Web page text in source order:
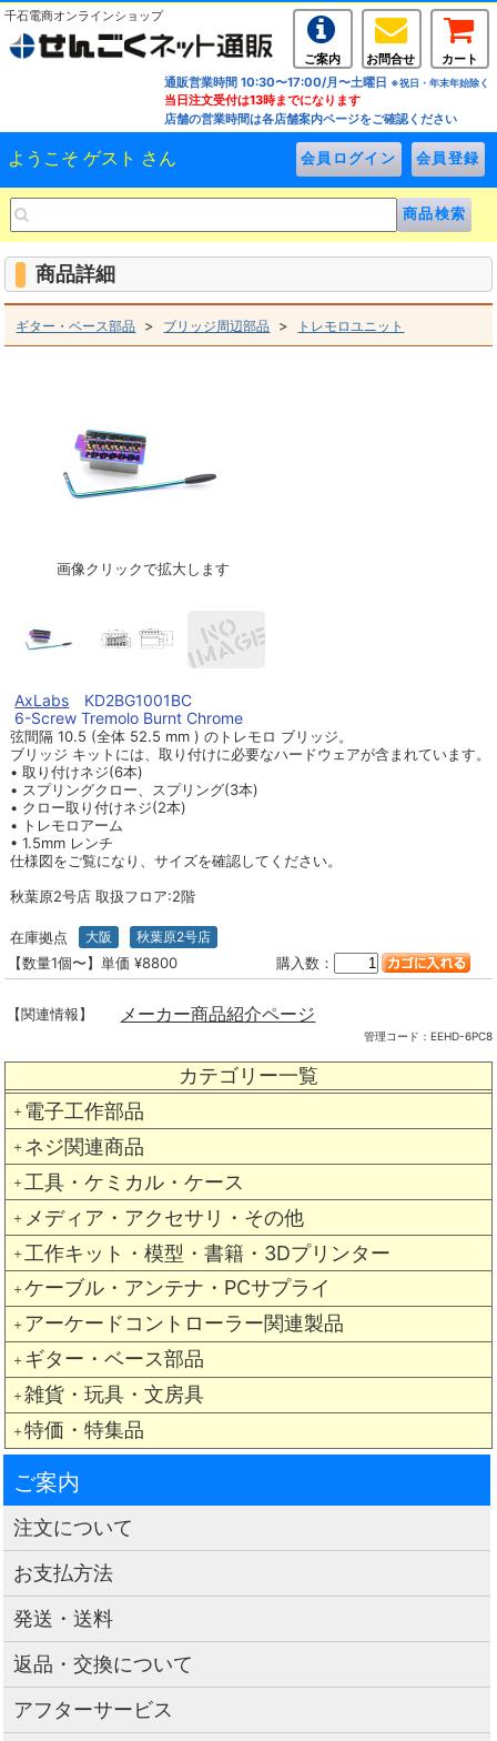
千石電商オンラインショップ
ご案内 お問合せ
カート
通販営業時間 10:30〜17:00/月〜土曜日 ※祝日・年末年始除く
当日注文受付は13時までになります
店舗の営業時間は各店舗案内ページをご確認ください
ようこそ ゲスト さん
カテゴリー一覧
＋ 電子工作部品
＋ ネジ関連商品
＋ 工具・ケミカル・ケース
＋ メディア・アクセサリ・その他
＋ 工作キット・模型・書籍・3Dプリンター
＋ ケーブル・アンテナ・PCサプライ
＋ アーケードコントローラー関連製品
＋ ギター・ベース部品
＋ 雑貨・玩具・文房具
＋ 特価・特集品
商品詳細
ギター・ベース部品 > ブリッジ周辺部品 > トレモロユニット
画像クリックで拡大します
AxLabs KD2BG1001BC
6-Screw Tremolo Burnt Chrome
弦間隔 10.5 (全体 52.5 mm ) のトレモロ ブリッジ。
ブリッジ キットには、取り付けに必要なハードウェアが含まれています。
• 取り付けネジ(6本)
• スプリングクロー、スプリング(3本)
• クロー取り付けネジ(2本)
• トレモロアーム
• 1.5mm レンチ
仕様図をご覧になり、サイズを確認してください。
秋葉原2号店 取扱フロア:2階
在庫拠点 大阪 秋葉原2号店
【数量1個〜】単価 ¥8800 購入数：
【関連情報】 メーカー商品紹介ページ
管理コード： EEHD-6PC8
ご案内
注文について
お支払方法
発送・送料
返品・交換について
アフターサービス